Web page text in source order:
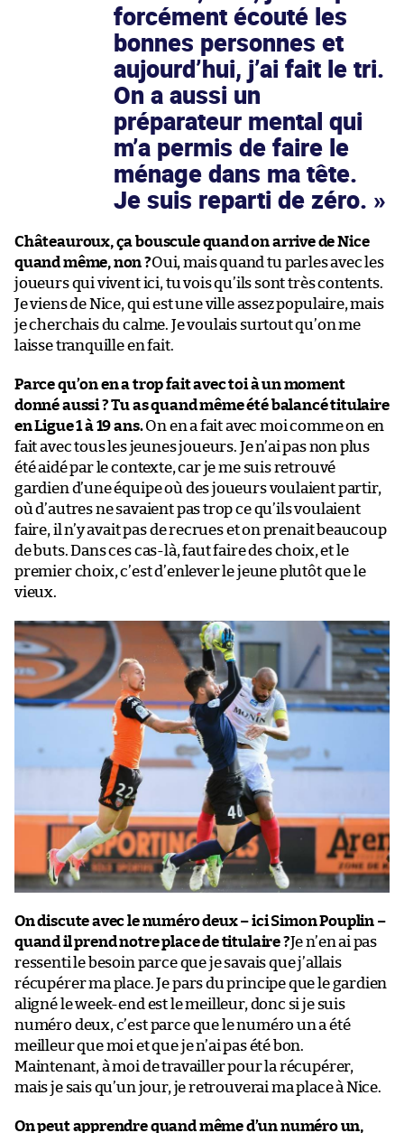
forcément écouté les
bonnes personnes et
aujourd’hui, j’ai fait le tri.
On a aussi un
préparateur mental qui
m’a permis de faire le
ménage dans ma tête.
Je suis reparti de zéro.
Châteauroux, ça bouscule quand on arrive de Nice
quand même, non ?Oui, mais quand tu parles avec les
joueurs qui vivent ici, tu vois qu’ils sont très contents.
Je viens de Nice, qui est une ville assez populaire, mais
je cherchais du calme. Je voulais surtout qu’on me
laisse tranquille en fait.
Parce qu’on en a trop fait avec toi à un moment
donné aussi ? Tu as quand même été balancé titulaire
en Ligue 1 à 19 ans.On en a fait avec moi comme on en
fait avec tous les jeunes joueurs. Je n’ai pas non plus
été aidé par le contexte, car je me suis retrouvé
gardien d’une équipe où des joueurs voulaient partir,
où d’autres ne savaient pas trop ce qu’ils voulaient
faire, il n’y avait pas de recrues et on prenait beaucoup
de buts. Dans ces cas-là, faut faire des choix, et le
premier choix, c’est d’enlever le jeune plutôt que le
vieux.
On discute avec le numéro deux – ici Simon Pouplin –
quand il prend notre place de titulaire ?Je n’en ai pas
ressenti le besoin parce que je savais que j’allais
récupérer ma place. Je pars du principe que le gardien
aligné le week-end est le meilleur, donc si je suis
numéro deux, c’est parce que le numéro un a été
meilleur que moi et que je n’ai pas été bon.
Maintenant, à moi de travailler pour la récupérer,
mais je sais qu’un jour, je retrouverai ma place à Nice.
On peut apprendre quand même d’un numéro un,